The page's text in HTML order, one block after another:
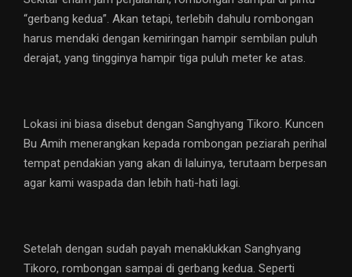
“gerbang kedua”. Akan tetapi, terlebih dahulu rombongan
harus mendaki dengan kemiringan hampir sembilan puluh
derajat, yang tingginya hampir tiga puluh meter ke atas.
Lokasi ini biasa disebut dengan Sanghyang Tikoro. Kuncen
Bu Amih menerangkan kepada rombongan peziarah perihal
tempat pendakian yang akan di laluinya, terutaam berpesan
agar kami waspada dan lebih hati-hati lagi.
Setelah dengan sudah payah menaklukkan Sanghyang
Tikoro, rombongan sampai di gerbang kedua. Seperti